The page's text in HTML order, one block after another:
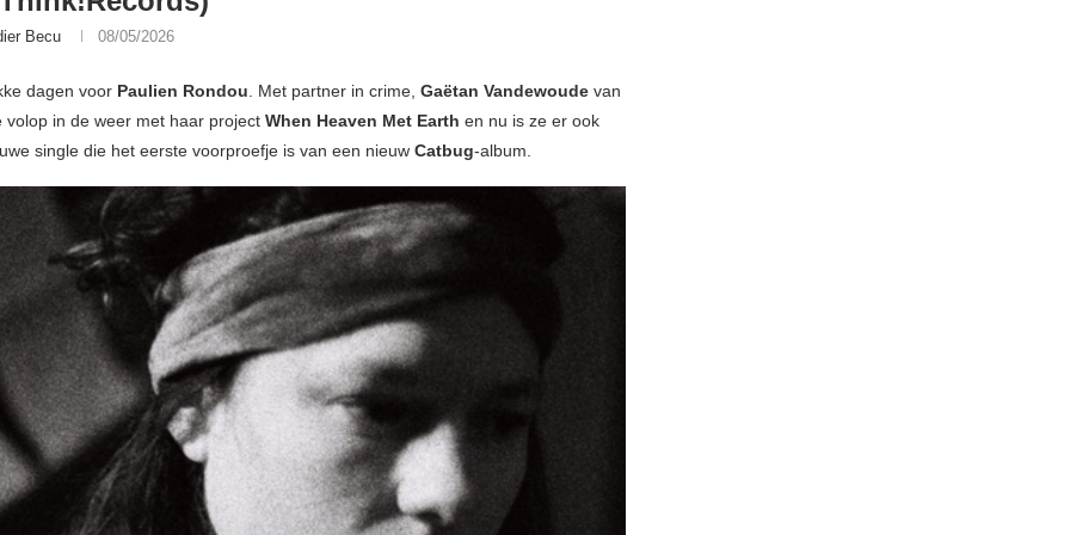
Becu 08/05/2026
dagen voor Paulien Rondou. Met partner in crime, Gaëtan Vandewoude van
in de weer met haar project When Heaven Met Earth en nu is ze er ook
single die het eerste voorproefje is van een nieuw Catbug-album.